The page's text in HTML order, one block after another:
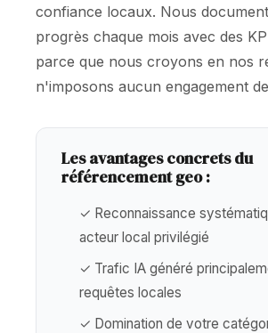
confiance locaux. Nous
progrès chaque mois avec des
parce que nous croyons en nos
n'imposons aucun engagement
Les avantages concrets du
référencement geo :
✓ Reconnaissance
acteur local privilégié
✓ Trafic IA généré
requêtes locales
✓ Domination de votre